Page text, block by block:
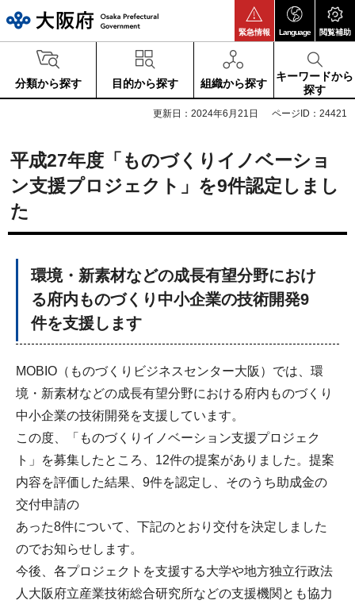
緊急情報 Language 閲覧補助
分類から探す 目的から探す 組織から探す
キーワードから
探す
更新日：2024年6月21日 ページID：24421
平成27年度「ものづくりイノベーショ
ン支援プロジェクト」を9件認定しまし
た
環境・新素材などの成長有望分野におけ
る府内ものづくり中小企業の技術開発9
件を支援します
MOBIO（ものづくりビジネスセンター大阪）では、環
境・新素材などの成長有望分野における府内ものづくり
中小企業の技術開発を支援しています。
この度、「ものづくりイノベーション支援プロジェク
ト」を募集したところ、12件の提案がありました。提案
内容を評価した結果、9件を認定し、そのうち助成金の
交付申請の
あった8件について、下記のとおり交付を決定しました
のでお知らせします。
今後、各プロジェクトを支援する大学や地方独立行政法
人大阪府立産業技術総合研究所などの支援機関とも協力